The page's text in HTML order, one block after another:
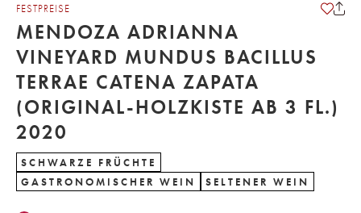
FESTPREISE
MENDOZA ADRIANNA
VINEYARD MUNDUS BACILLUS
TERRAE CATENA ZAPATA
(ORIGINAL-HOLZKISTE AB 3 FL.)
2020
SCHWARZE FRÜCHTE
GASTRONOMISCHER WEIN
SELTENER WEIN